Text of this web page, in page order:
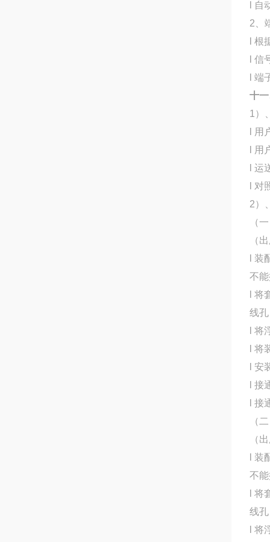
l
2、
l
l
l
十
1）
l
l
l
l
2）
（
（
l
不
l
线
l 将
l
l
l
l
（
（
l
不
l
线
l 将